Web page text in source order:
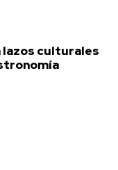
lazos culturales